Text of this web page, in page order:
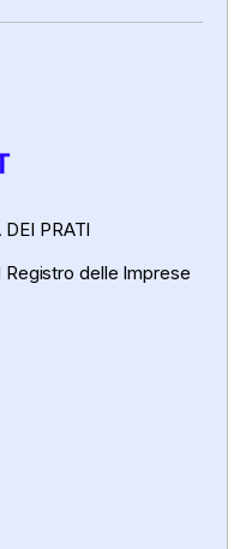
PRATI
delle Imprese